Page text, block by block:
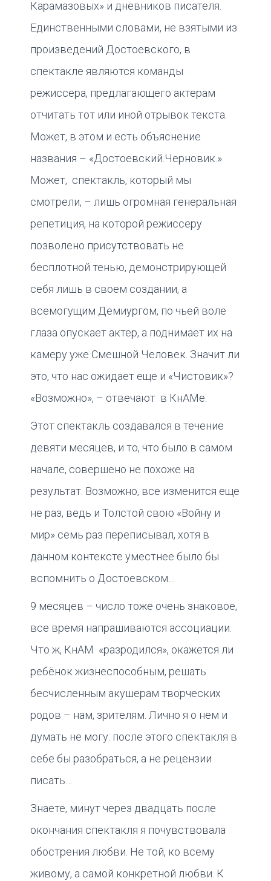
Карамазовых» и дневников писателя.
Единственными словами, не взятыми из
произведений Достоевского, в
спектакле являются команды
режиссера, предлагающего актерам
отчитать тот или иной отрывок текста.
Может, в этом и есть объяснение
названия – «Достоевский.Черновик.»
Может, спектакль, который мы
смотрели, – лишь огромная генеральная
репетиция, на которой режиссеру
позволено присутствовать не
бесплотной тенью, демонстрирующей
себя лишь в своем создании, а
всемогущим Демиургом, по чьей воле
глаза опускает актер, а поднимает их на
камеру уже Смешной Человек. Значит ли
это, что нас ожидает еще и «Чистовик»?
«Возможно», – отвечают в КнАМе.
Этот спектакль создавался в течение
девяти месяцев, и то, что было в самом
начале, совершено не похоже на
результат. Возможно, все изменится еще
не раз, ведь и Толстой свою «Войну и
мир» семь раз переписывал, хотя в
данном контексте уместнее было бы
вспомнить о Достоевском…
9 месяцев – число тоже очень знаковое,
все время напрашиваются ассоциации.
Что ж, КнАМ «разродился», окажется ли
ребёнок жизнеспособным, решать
бесчисленным акушерам творческих
родов – нам, зрителям. Лично я о нем и
думать не могу: после этого спектакля в
себе бы разобраться, а не рецензии
писать…
Знаете, минут через двадцать после
окончания спектакля я почувствовала
обострения любви. Не той, ко всему
живому, а самой конкретной любви. К